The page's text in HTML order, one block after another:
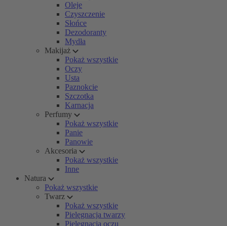
Oleje
Czyszczenie
Słońce
Dezodoranty
Mydła
Makijaż
Pokaż wszystkie
Oczy
Usta
Paznokcie
Szczotka
Karnacja
Perfumy
Pokaż wszystkie
Panie
Panowie
Akcesoria
Pokaż wszystkie
Inne
Natura
Pokaż wszystkie
Twarz
Pokaż wszystkie
Pielęgnacja twarzy
Pielęgnacja oczu